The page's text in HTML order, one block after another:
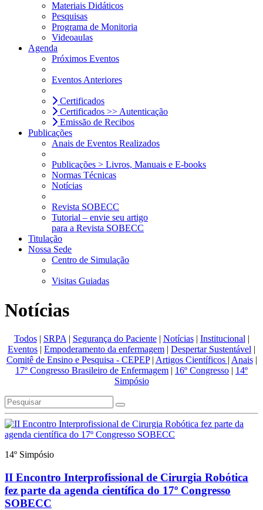
Materiais Didáticos
Pesquisas
Programa de Monitoria
Videoaulas
Agenda
Próximos Eventos
Eventos Anteriores
Certificados
Certificados >> Autenticação
Emissão de Recibos
Publicações
Anais de Eventos Realizados
Publicações > Livros, Manuais e E-books
Normas Técnicas
Notícias
Revista SOBECC
Tutorial – envie seu artigo
para a Revista SOBECC
Titulação
Nossa Sede
Centro de Simulação
Visitas Guiadas
Notícias
Todos| SRPA | Segurança do Paciente| Notícias| Institucional |
Eventos | Empoderamento da enfermagem | Despertar Sustentável |
Comitê de Ensino e Pesquisa - CEPEP| Artigos Científicos | Anais|
17º Congresso Brasileiro de Enfermagem | 16º Congresso | 14º
Simpósio
14º Simpósio
II Encontro Interprofissional de Cirurgia Robótica
fez parte da agenda científica do 17º Congresso
SOBECC